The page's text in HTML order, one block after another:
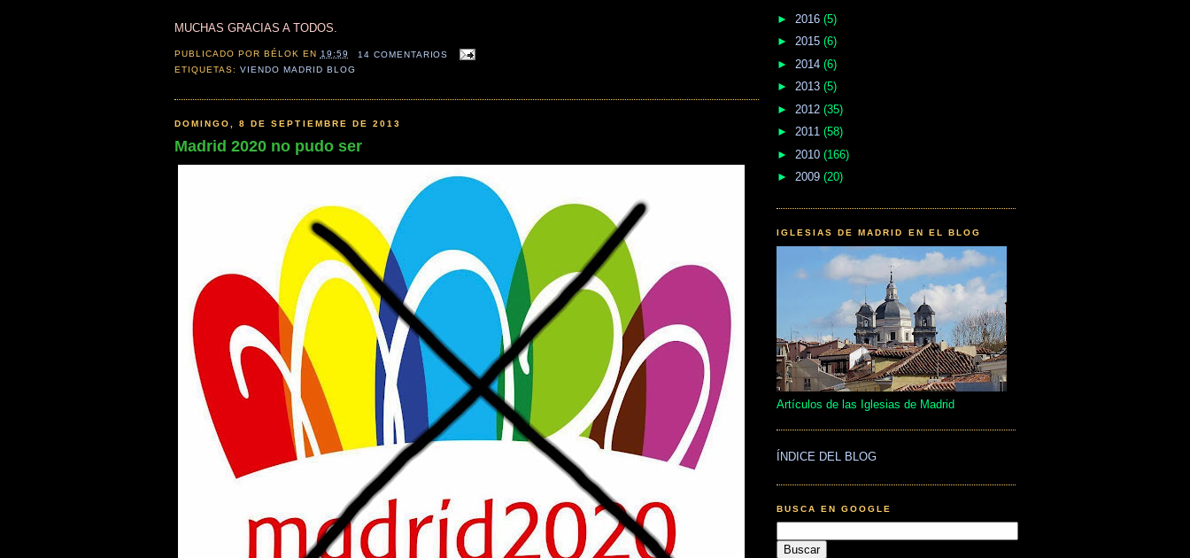
MUCHAS GRACIAS A TODOS.
PUBLICADO POR BÉLOK EN 19:59
14 COMENTARIOS
ETIQUETAS: VIENDO MADRID BLOG
DOMINGO, 8 DE SEPTIEMBRE DE 2013
Madrid 2020 no pudo ser
► 2016 (5)
► 2015 (6)
► 2014 (6)
► 2013 (5)
► 2012 (35)
► 2011 (58)
► 2010 (166)
► 2009 (20)
IGLESIAS DE MADRID EN EL BLOG
Artículos de las Iglesias de Madrid
ÍNDICE DEL BLOG
BUSCA EN GOOGLE